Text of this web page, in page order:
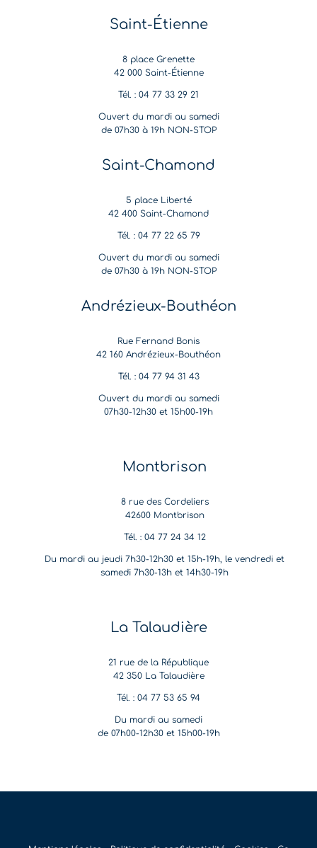
Saint-Étienne
8 place Grenette
42 000 Saint-Étienne
Tél. : 04 77 33 29 21
Ouvert du mardi au samedi
de 07h30 à 19h NON-STOP
Saint-Chamond
5 place Liberté
42 400 Saint-Chamond
Tél. : 04 77 22 65 79
Ouvert du mardi au samedi
de 07h30 à 19h NON-STOP
Andrézieux-Bouthéon
Rue Fernand Bonis
42 160 Andrézieux-Bouthéon
Tél. : 04 77 94 31 43
Ouvert du mardi au samedi
07h30-12h30 et 15h00-19h
Montbrison
8 rue des Cordeliers
42600 Montbrison
Tél. : 04 77 24 34 12
Du mardi au jeudi 7h30-12h30 et 15h-19h, le vendredi et
samedi 7h30-13h et 14h30-19h
La Talaudière
21 rue de la République
42 350 La Talaudière
Tél. : 04 77 53 65 94
Du mardi au samedi
de 07h00-12h30 et 15h00-19h